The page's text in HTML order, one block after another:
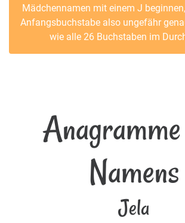
Mädchennamen mit einem J
Anfangsbuchstabe also ungefähr
wie alle 26 Buchstaben im
Namens
Jela